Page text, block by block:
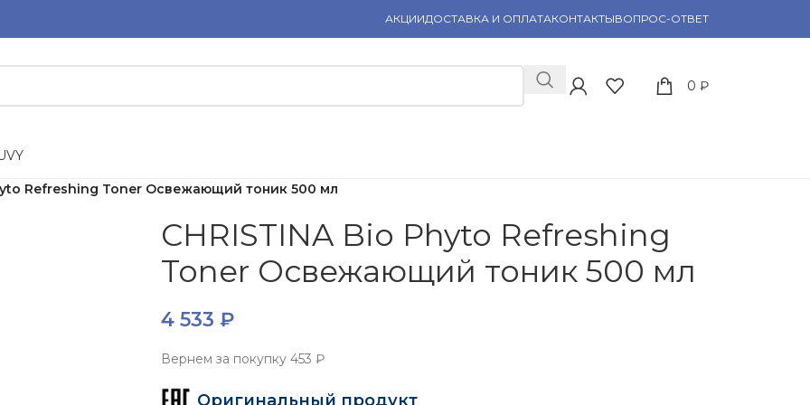
АКЦИИДОСТАВКА И ОПЛАТАКОНТАКТЫВОПРОС-ОТВЕТ
0 ₽
VY
Refreshing Toner Освежающий тоник 500 мл
CHRISTINA Bio Phyto Refreshing
Toner Освежающий тоник 500 мл
4 533 ₽
Вернем за покупку453 ₽
Оригинальный продукт